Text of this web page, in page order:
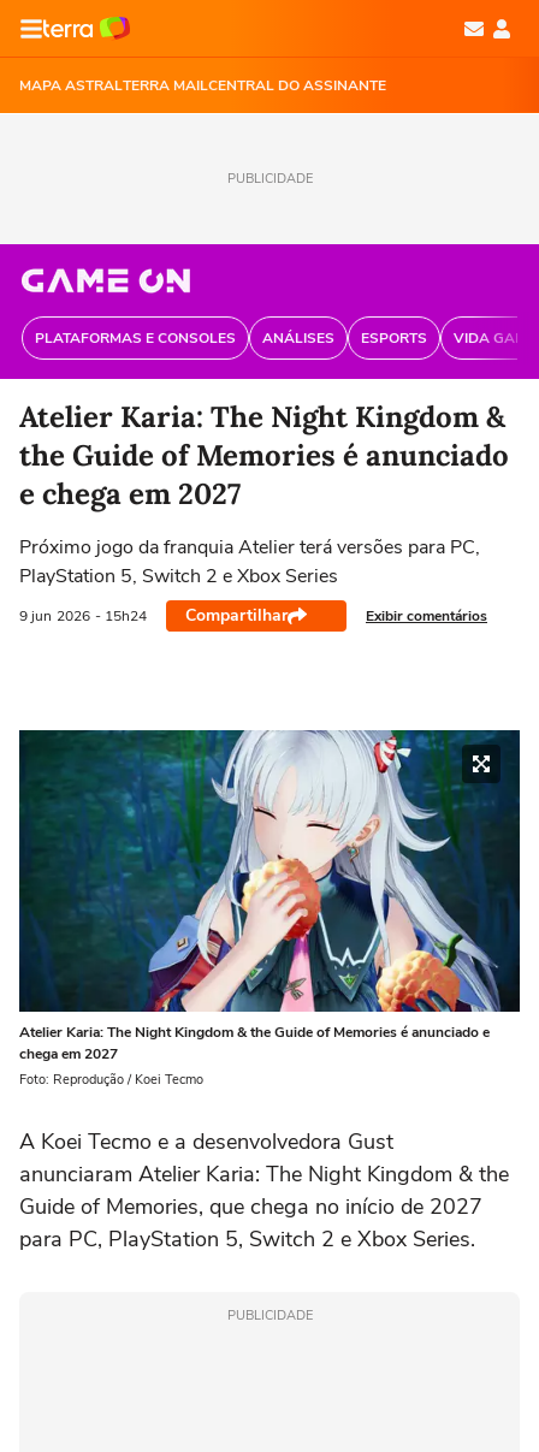
MAPA ASTRALTERRA MAILCENTRAL DO ASSINANTE
PUBLICIDADE
PLATAFORMAS E CONSOLES ANÁLISES ESPORTS VIDA
Atelier Karia: The Night Kingdom &
the Guide of Memories é anunciado
e chega em 2027
Próximo jogo da franquia Atelier terá versões para PC,
PlayStation 5, Switch 2 e Xbox Series
9 jun 2026 - 15h24 Compartilhar Exibir comentários
Atelier Karia: The Night Kingdom & the Guide of Memories é anunciado e
chega em 2027
Foto: Reprodução / Koei Tecmo
A Koei Tecmo e a desenvolvedora Gust
anunciaram Atelier Karia: The Night Kingdom & the
Guide of Memories, que chega no início de 2027
para PC, PlayStation 5, Switch 2 e Xbox Series.
PUBLICIDADE